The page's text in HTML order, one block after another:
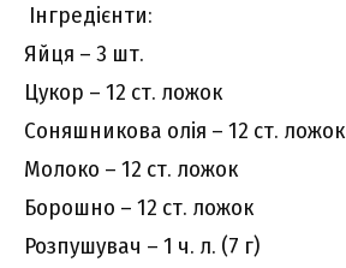
Інгредієнти:
Яйця – 3 шт.
Цукор – 12 ст. ложок
Соняшникова олія – 12 ст. ложок
Молоко – 12 ст. ложок
Борошно – 12 ст. ложок
Розпушувач – 1 ч. л. (7 г)